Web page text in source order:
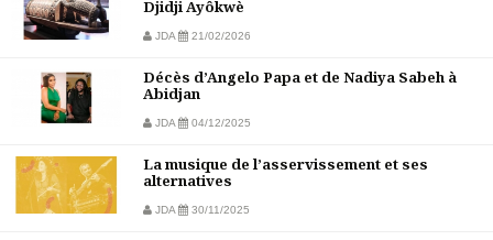
Djidji Ayôkwè
JDA 21/02/2026
Décès d’Angelo Papa et de Nadiya Sabeh à
Abidjan
JDA 04/12/2025
La musique de l’asservissement et ses
alternatives
JDA 30/11/2025